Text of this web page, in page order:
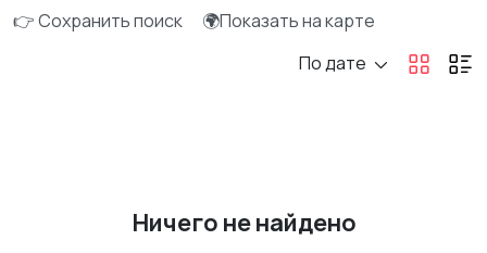
👉 Сохранить поиск
🌍Показать на карте
По дате
Ничего не найдено